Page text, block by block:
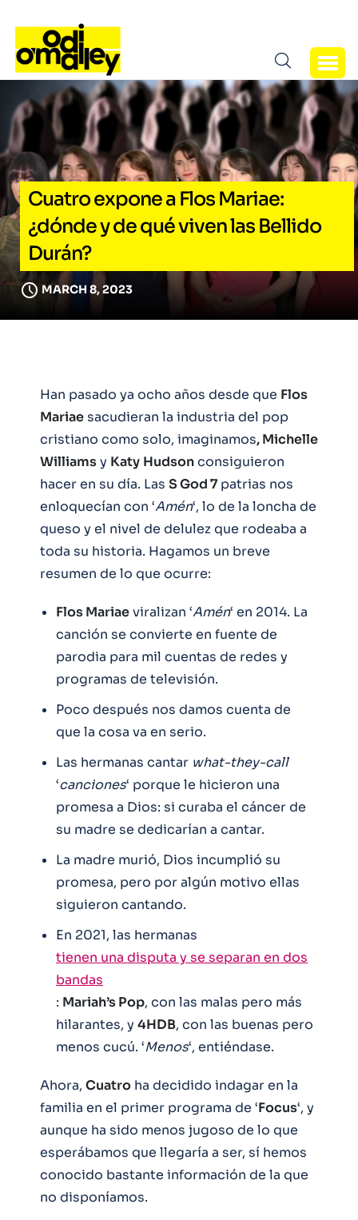
Cuatro expone a Flos Mariae:
¿dónde y de qué viven las Bellido
Durán?
MARCH 8, 2023
Han pasado ya ocho años desde que Flos
Mariaesacudieran la industria del pop
cristiano como solo, imaginamos, Michelle
Williamsy Katy Hudsonconsiguieron
hacer en su día. Las S God 7patrias nos
enloquecían con ‘Amén‘, lo de la loncha de
queso y el nivel de delulez que rodeaba a
toda su historia. Hagamos un breve
resumen de lo que ocurre:
Flos Mariaeviralizan ‘Amén‘ en 2014. La
canción se convierte en fuente de
parodia para mil cuentas de redes y
programas de televisión.
Poco después nos damos cuenta de
que la cosa va en serio.
Las hermanas cantar what-they-call
‘canciones‘ porque le hicieron una
promesa a Dios: si curaba el cáncer de
su madre se dedicarían a cantar.
La madre murió, Dios incumplió su
promesa, pero por algún motivo ellas
siguieron cantando.
En 2021, las hermanas
tienen una disputa y se separan en dos
bandas
: Mariah’s Pop, con las malas pero más
hilarantes, y 4HDB, con las buenas pero
menos cucú. ‘Menos‘, entiéndase.
Ahora, Cuatro ha decidido indagar en la
familia en el primer programa de ‘Focus‘, y
aunque ha sido menos jugoso de lo que
esperábamos que llegaría a ser, sí hemos
conocido bastante información de la que
no disponíamos.